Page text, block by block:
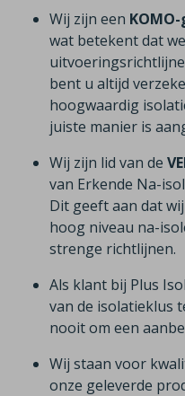
Wij zijn een
wat betekent dat
bent u altijd
hoogwaardig
juiste manier is
Wij zijn lid van de
van Erkende Na-
Dit geeft aan dat
hoog niveau na-
strenge richtlijnen.
Als klant bij Plus
van de isolatieklus
nooit om een
Wij staan voor
onze geleverde